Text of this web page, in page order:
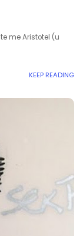
me Aristotel (u
KEEP READING